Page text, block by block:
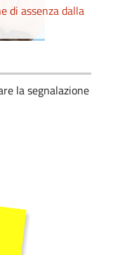
di assenza dalla
la segnalazione